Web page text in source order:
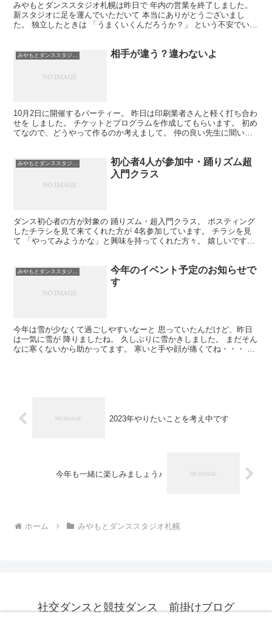
みやもとダンススタジオ札幌は昨日で 年内の営業を終了しました。
新スタジオに足を運んでいただいて 本当にありがとうございまし
た。 独立したときは 「うまくいくんだろうか？」 という不安でいぱ
みやもとダンススタジオ札幌 相手が違う？違わないよ
10月2日に開催するパーティー。 昨日は印刷業者さんと軽く打ち合わ
せを しました。 チケットとプログラムを作成してもらいます。 初め
てなので、どうやって作るのか考えまして。 仲の良い先生に聞いて
みやもとダンススタジオ札幌
初心者4人が参加中・踊りズム超
入門クラス
ダンス初心者の方が対象の 踊りズム・超入門クラス。 ポスティング
したチラシを見て来てくれた方が 4名参加しています。 チラシを見
て 「やってみようかな」と興味を持ってくれた方々。 嬉しいですね
みやもとダンススタジオ札幌
今年のイベント予定のお知らせで
す
今年は雪が少なくて過ごしやすいなーと 思っていたんだけど、昨日
は一気に雪が 降りましたね。 久しぶりに雪かきしました。 まだそん
なに寒くないから助かってます。 寒いと手や顔が痛くてね・・・ 北
2023年やりたいことを考え中です
今年も一緒に楽しみましょう♪
ホーム みやもとダンススタジオ札幌
社交ダンスと競技ダンス 前掛けブログ